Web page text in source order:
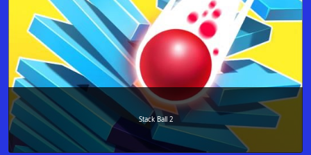
Stack Ball 2